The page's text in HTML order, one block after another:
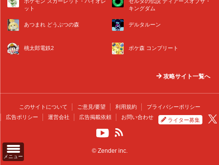
メニュー
ット
キングダム
あつまれ どうぶつの森 デルタルーン
桃太郎電鉄2 ポケ森 コンプリート
攻略サイト一覧へ
このサイトについて ご意見/要望 利用規約
プライバシーポリシー
広告ポリシー
運営会社 広告掲載依頼 お問い合わせ ライター募集
© Zender inc.